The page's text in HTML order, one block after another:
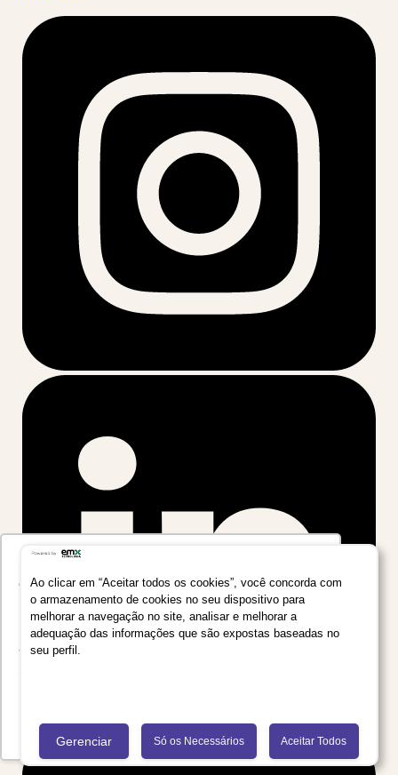
Utilizamos seus dados para oferecer uma
experiência mais relevante ao analisar e
personalizar conteúdos e anúncios em nossa
plataforma e em serviços de terceiros. Consulte
a Política de Privacidade de Dados do Grupo
Recusar Cookies Aceitar Cookies
Ao clicar em “Aceitar todos os cookies”, você concorda com
o armazenamento de cookies no seu dispositivo para
melhorar a navegação no site, analisar e melhorar a
adequação das informações que são expostas baseadas no
seu perfil.
Gerenciar Só os Necessários Aceitar Todos